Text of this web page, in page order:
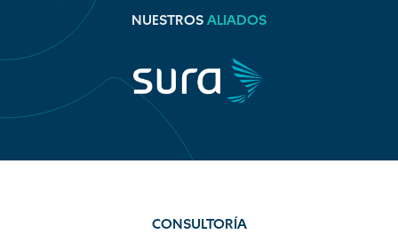
NUESTROS ALIADOS
CONSULTORÍA